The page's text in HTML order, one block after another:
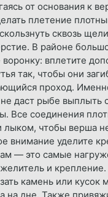
от основания к
плетение
сквозь
В районе
вплетите
так, чтобы они
проход.
даст рыбе выплыть
Все соединения
лыком, чтобы верша
внимание уделите
— это самые
и
камень или кусок